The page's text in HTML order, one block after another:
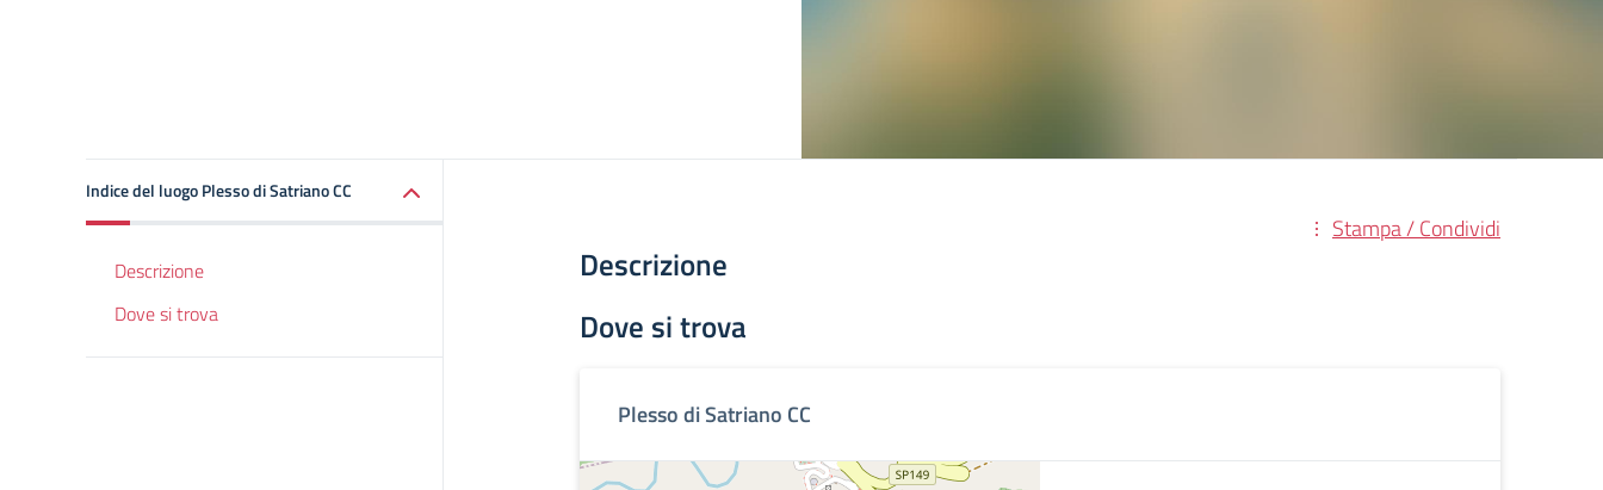
Indice del luogo Plesso di Satriano CC
Descrizione
Dove si trova
Stampa / Condividi
Descrizione
Dove si trova
Plesso di Satriano CC